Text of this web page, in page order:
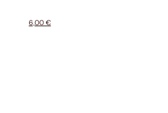
6,00€